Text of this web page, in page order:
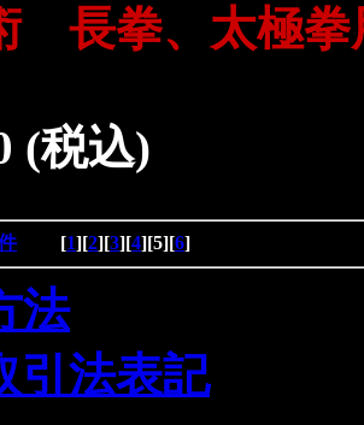
長拳、太極
(税込)
[1][2][3][4][5][6]
法
引法表記